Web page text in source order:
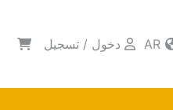
دخول / تسجيل